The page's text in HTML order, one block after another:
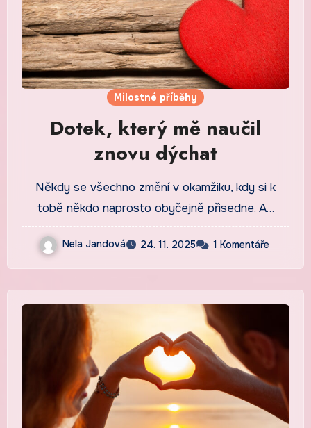
Milostné příběhy
Dotek, který mě naučil
znovu dýchat
Někdy se všechno změní v okamžiku, kdy si k
tobě někdo naprosto obyčejně přisedne. A…
Nela Jandová 24. 11. 2025 1 Komentáře